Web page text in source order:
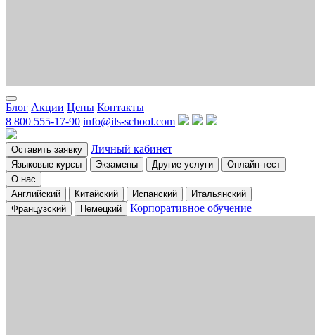
Блог Акции Цены Контакты
8 800 555-17-90 info@ils-school.com
Оставить заявку Личный кабинет
Языковые курсы Экзамены Другие услуги
Онлайн-тест
О нас
Английский
Китайский Испанский
Итальянский
Французский
Немецкий Корпоративное обучение